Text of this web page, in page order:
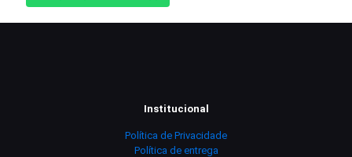
Institucional
Política de Privacidade
Política de entrega